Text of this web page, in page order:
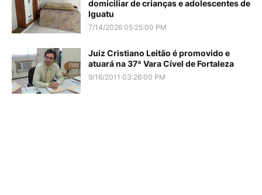
domiciliar de crianças e adolescentes de
Iguatu
7/14/2026 05:25:00 PM
Juiz Cristiano Leitão é promovido e
atuará na 37ª Vara Cível de Fortaleza
9/16/2011 03:26:00 PM